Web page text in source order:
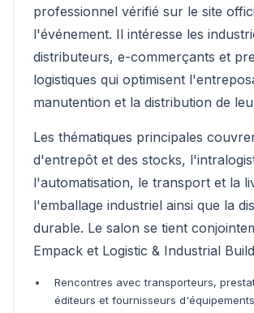
professionnel vérifié sur le site
l'événement. Il intéresse les
distributeurs, e-commerçants et
logistiques qui optimisent
manutention et la distribution de
Les thématiques principales
d'entrepôt et des stocks,
l'automatisation, le transport et la
l'emballage industriel ainsi que la
durable. Le salon se tient
Empack et Logistic & Industrial
Rencontres avec transporteurs,
éditeurs et fournisseurs d'équipements